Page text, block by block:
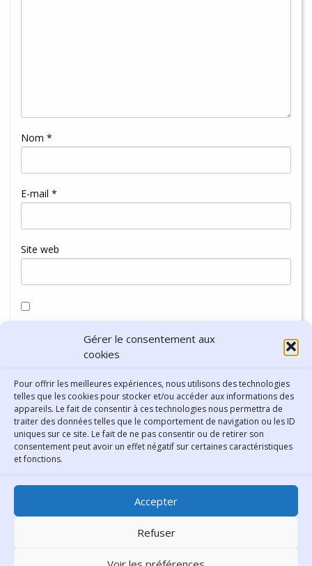
Gérer le consentement aux
cookies
Pour offrir les meilleures expériences, nous utilisons des technologies
telles que les cookies pour stocker et/ou accéder aux informations des
appareils. Le fait de consentir à ces technologies nous permettra de
traiter des données telles que le comportement de navigation ou les ID
uniques sur ce site. Le fait de ne pas consentir ou de retirer son
consentement peut avoir un effet négatif sur certaines caractéristiques
et fonctions.
Accepter
Refuser
Nom *
E-mail *
Site web
navigateur pour mon prochain commentaire.
Bibliothèque municipale de
Lyon
30 Boulevard Vivier-Merle